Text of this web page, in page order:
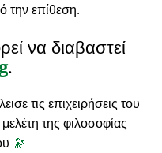
την επίθεση.
να διαβαστεί
.
τις επιχειρήσεις του
της φιλοσοφίας
🔭